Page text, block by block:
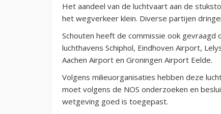
Het aandeel van de luchtvaart aan de
het wegverkeer klein. Diverse partijen
Schouten heeft de commissie ook
luchthavens Schiphol, Eindhoven Airport,
Aachen Airport en Groningen Airport Eelde.
Volgens milieuorganisaties hebben deze
moet volgens de NOS onderzoeken en
wetgeving goed is toegepast.